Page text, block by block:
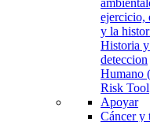
ejercicio,
y la
Historia
deteccion
Humano
Risk Tool
Apoyar
Cáncer y